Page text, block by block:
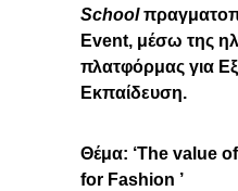
School
Event, μέσω της
πλατφόρμας για
Εκπαίδευση.
Θέμα: ‘The value
for Fashion ’